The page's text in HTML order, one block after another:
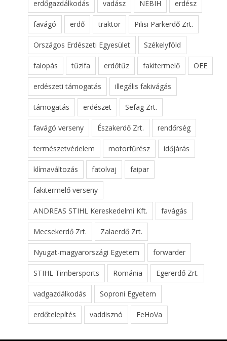
erdőgazdálkodás vadász NÉBIH erdész
favágó erdő traktor Pilisi Parkerdő Zrt.
Országos Erdészeti Egyesület Székelyföld
falopás tűzifa erdőtűz fakitermelő OEE
erdészeti támogatás illegális fakivágás
támogatás erdészet Sefag Zrt.
favágó verseny Északerdő Zrt. rendőrség
természetvédelem motorfűrész időjárás
klímaváltozás fatolvaj faipar
fakitermelő verseny
ANDREAS STIHL Kereskedelmi Kft. favágás
Mecsekerdő Zrt. Zalaerdő Zrt.
Nyugat-magyarországi Egyetem forwarder
STIHL Timbersports Románia Egererdő Zrt.
vadgazdálkodás Soproni Egyetem
erdőtelepítés vaddisznó FeHoVa